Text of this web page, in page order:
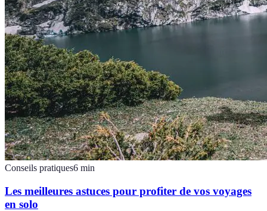
Conseils pratiques6 min
Les meilleures astuces pour profiter de vos voyages
en solo